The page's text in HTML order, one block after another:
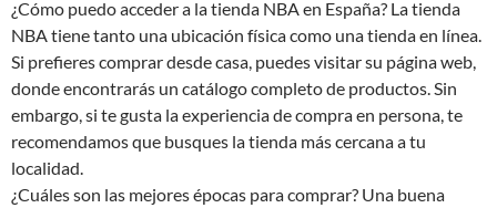
¿Cómo puedo acceder a la tienda NBA en España? La tienda
NBA tiene tanto una ubicación física como una tienda en línea.
Si prefieres comprar desde casa, puedes visitar su página web,
donde encontrarás un catálogo completo de productos. Sin
embargo, si te gusta la experiencia de compra en persona, te
recomendamos que busques la tienda más cercana a tu
localidad.
¿Cuáles son las mejores épocas para comprar? Una buena